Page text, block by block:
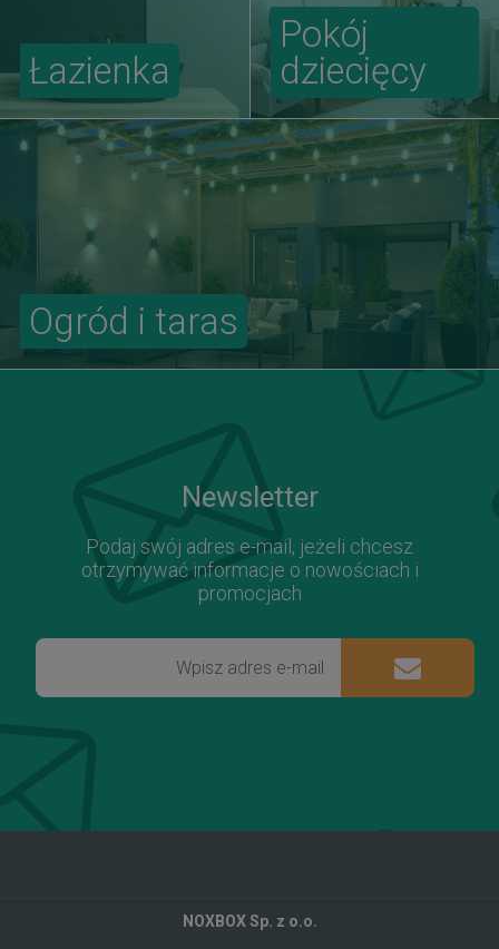
Ogród i taras
Łazienka
Pokój
dziecięcy
Newsletter
Podaj swój adres e-mail, jeżeli chcesz
otrzymywać informacje o nowościach i
promocjach
NOXBOX Sp. z o.o.